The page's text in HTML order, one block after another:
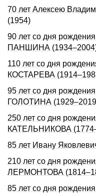
70 лет Алексею
(1954)
90 лет со дня
ПАНШИНА
110 лет со дня
КОСТАРЕВА
95 лет со дня
ГОЛОТИНА
250 лет со дня
КАТЕЛЬHИКОВА
85 лет Ивану
210 лет со дня
ЛЕРМОНТОВА
85 лет со дня